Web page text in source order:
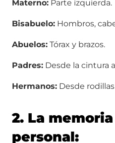
Materno: Parte izquierda.
Bisabuelo: Hombros,
Abuelos: Tórax y brazos.
Padres: Desde la cintura
Hermanos: Desde
2. La
personal: